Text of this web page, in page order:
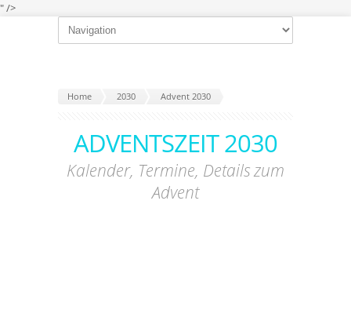
" />
Home 2030 Advent 2030
ADVENTSZEIT 2030
Kalender, Termine, Details zum
Advent